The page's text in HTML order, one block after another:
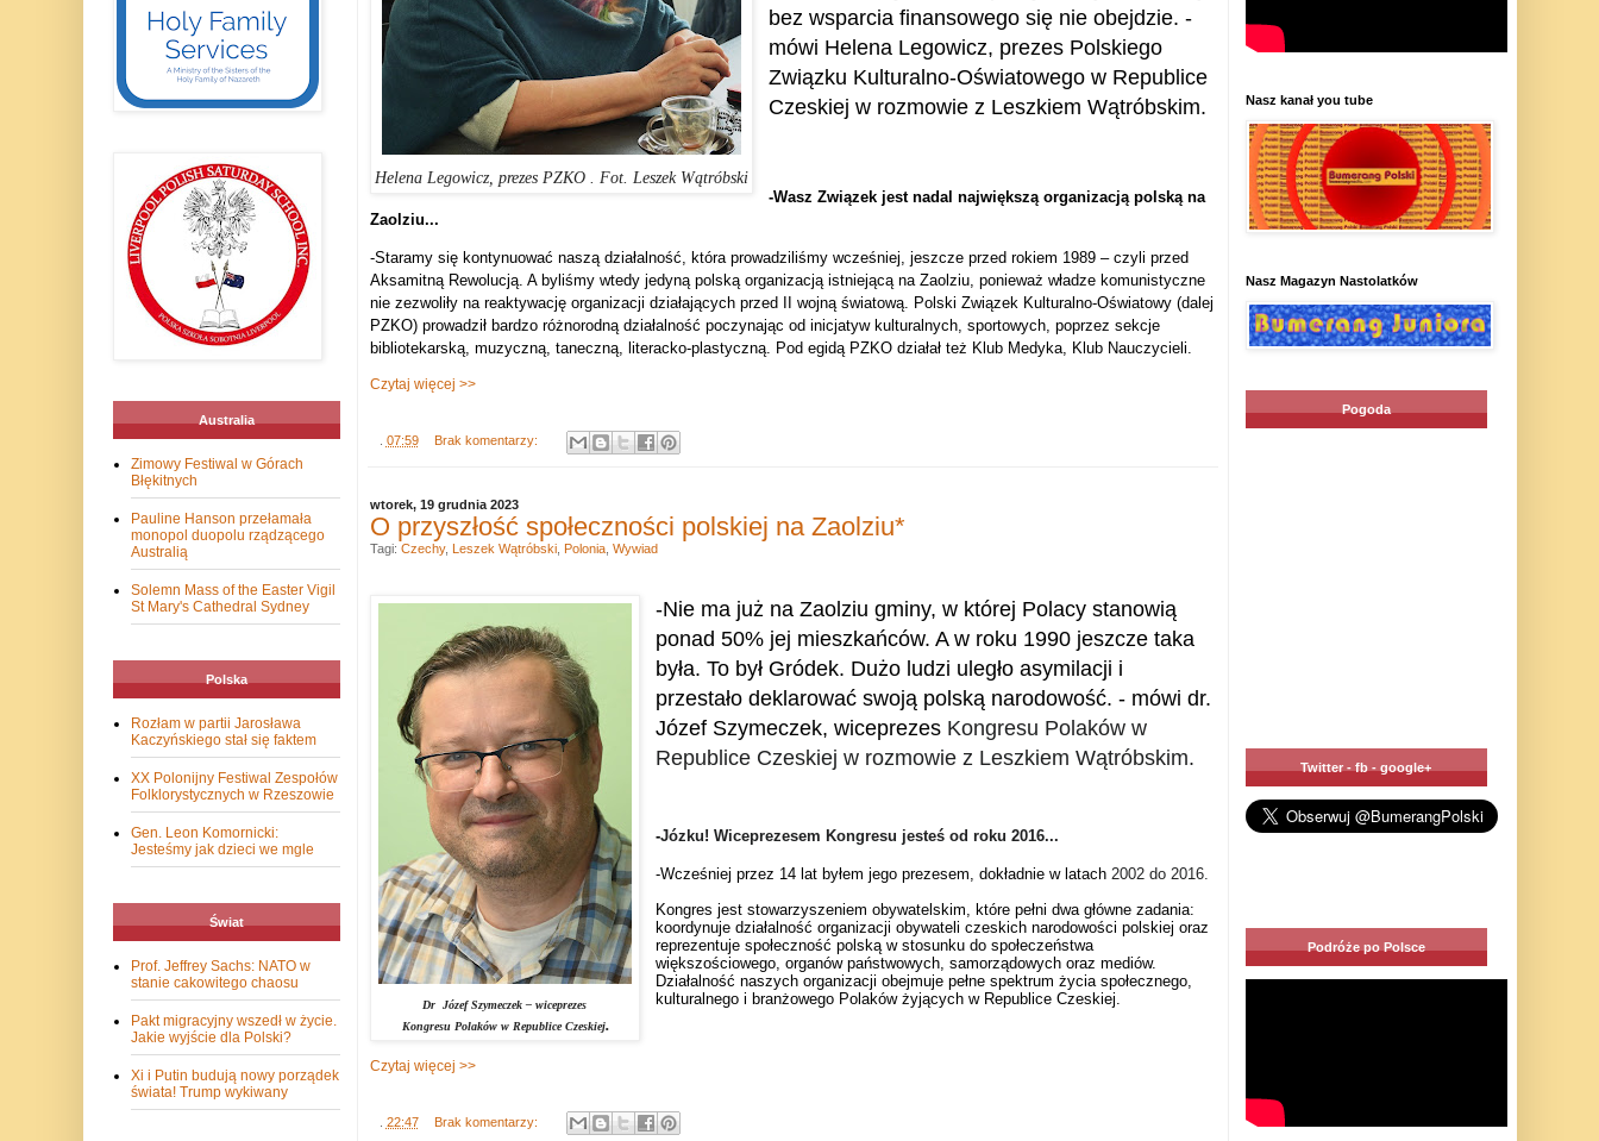
Helena Legowicz, prezes PZKO . Fot. Leszek Wątróbski
bez wsparcia finansowego się nie obejdzie. -
mówi Helena Legowicz, prezes Polskiego
Związku Kulturalno-Oświatowego w Republice
Czeskiej w rozmowie z Leszkiem Wątróbskim.
-Wasz Związek jest nadal największą organizacją polską na
Zaolziu...
-Staramy się kontynuować naszą działalność, która prowadziliśmy wcześniej, jeszcze przed rokiem 1989 – czyli przed
Aksamitną Rewolucją. A byliśmy wtedy jedyną polską organizacją istniejącą na Zaolziu, ponieważ władze komunistyczne
nie zezwoliły na reaktywację organizacji działających przed II wojną światową. Polski Związek Kulturalno-Oświatowy (dalej
PZKO) prowadził bardzo różnorodną działalność poczynając od inicjatyw kulturalnych, sportowych, poprzez sekcje
bibliotekarską, muzyczną, taneczną, literacko-plastyczną. Pod egidą PZKO działał też Klub Medyka, Klub Nauczycieli.
Czytaj więcej >>
07:59 Brak komentarzy:
wtorek, 19 grudnia 2023
O przyszłość społeczności polskiej na Zaolziu*
Dr Józef Szymeczek – wiceprezes
Kongresu Polaków w Republice Czeskiej.
-Nie ma już na Zaolziu gminy, w której Polacy stanowią
ponad 50% jej mieszkańców. A w roku 1990 jeszcze taka
była. To był Gródek. Dużo ludzi uległo asymilacji i
przestało deklarować swoją polską narodowość. - mówi dr.
Józef Szymeczek, wiceprezes Kongresu Polaków w
Republice Czeskiej w rozmowie z Leszkiem Wątróbskim.
-Józku! Wiceprezesem Kongresu jesteś od roku 2016...
-Wcześniej przez 14 lat byłem jego prezesem, dokładnie w latach 2002 do 2016.
Kongres jest stowarzyszeniem obywatelskim, które pełni dwa główne zadania:
koordynuje działalność organizacji obywateli czeskich narodowości polskiej oraz
reprezentuje społeczność polską w stosunku do społeczeństwa
większościowego, organów państwowych, samorządowych oraz mediów.
Działalność naszych organizacji obejmuje pełne spektrum życia społecznego,
kulturalnego i branżowego Polaków żyjących w Republice Czeskiej.
Czytaj więcej >>
22:47 Brak komentarzy:
Tagi: Czechy, Leszek Wątróbski, Polonia, Wywiad
Australia
Zimowy Festiwal w Górach
Błękitnych
Pauline Hanson przełamała
monopol duopolu rządzącego
Australią
Solemn Mass of the Easter Vigil
St Mary's Cathedral Sydney
Polska
Rozłam w partii Jarosława
Kaczyńskiego stał się faktem
XX Polonijny Festiwal Zespołów
Folklorystycznych w Rzeszowie
Gen. Leon Komornicki:
Jesteśmy jak dzieci we mgle
Świat
Prof. Jeffrey Sachs: NATO w
stanie cakowitego chaosu
Pakt migracyjny wszedł w życie.
Jakie wyjście dla Polski?
Xi i Putin budują nowy porządek
świata! Trump wykiwany
Nasz kanał you tube
Nasz Magazyn Nastolatków
Pogoda
Twitter - fb - google+
Podróże po Polsce